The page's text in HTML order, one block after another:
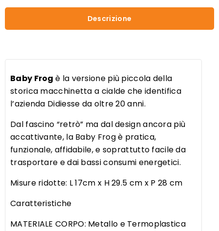
Descrizione
Baby Frog è la versione più piccola della
storica macchinetta a cialde che identifica
l’azienda Didiesse da oltre 20 anni.
Dal fascino “retrò” ma dal design ancora più
accattivante, la Baby Frog è pratica,
funzionale, affidabile, e soprattutto facile da
trasportare e dai bassi consumi energetici.
Misure ridotte: L 17cm x H 29.5 cm x P 28 cm
Caratteristiche
MATERIALE CORPO: Metallo e Termoplastica